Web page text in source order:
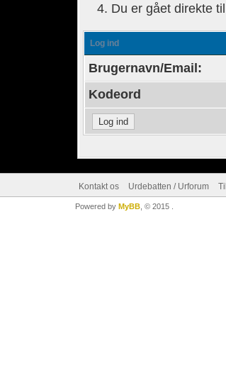
Du er gået direkte
Log ind
Brugernavn/Email:
Kodeord
Kontakt os Urdebatten / Urforum
Powered by MyBB, © 2015